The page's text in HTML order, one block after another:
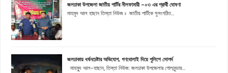
জলঢাকা উপজেলা জাতীয় পার্টির নীলফামারী -০৩ এর প্রার্থী ঘোষণা
মাহমুদ আল হাছান তিস্তা নিউজ ঃ জাতীয় পার্টিকে সুসংগঠিত...
জলঢাকায় ধর্ষনচেষ্টার অভিযোগ, গণধোলাই দিয়ে পুলিশে সোপর্দ
মাহমুূদ আল-হাছান, তিস্তা নিউজ: জলঢাকা উপজেলার গোলমুন্ডায়...